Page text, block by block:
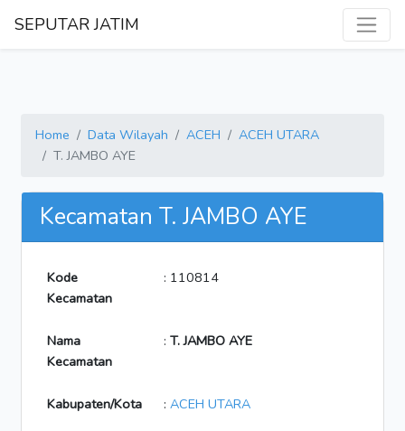
SEPUTAR JATIM
Home Data Wilayah ACEH
ACEH UTARA
T. JAMBO AYE
Kecamatan T. JAMBO AYE
Kode
Kecamatan
: 110814
Nama
Kecamatan
: T. JAMBO AYE
Kabupaten/Kota : ACEH UTARA